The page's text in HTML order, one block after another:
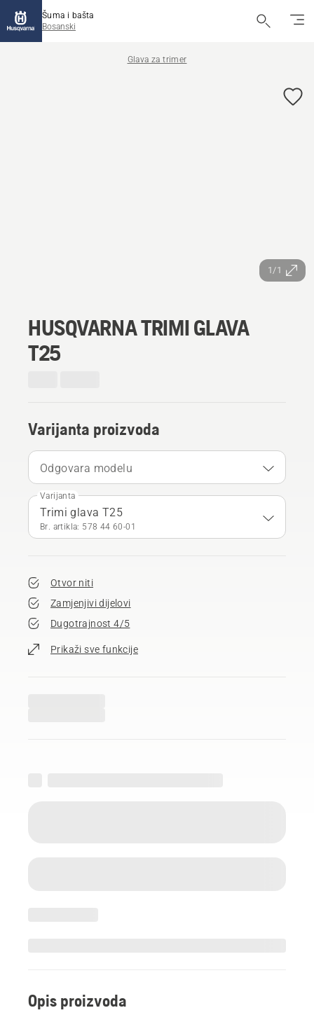
Šuma i bašta
Bosanski
Glava za trimer
1/1
HUSQVARNA TRIMI GLAVA
T25
Varijanta proizvoda
Odgovara modelu
Varijanta
Trimi glava T25
Br. artikla: 578 44 60‑01
Otvor niti
Zamjenjivi dijelovi
Dugotrajnost 4/5
Prikaži sve funkcije
Opis proizvoda